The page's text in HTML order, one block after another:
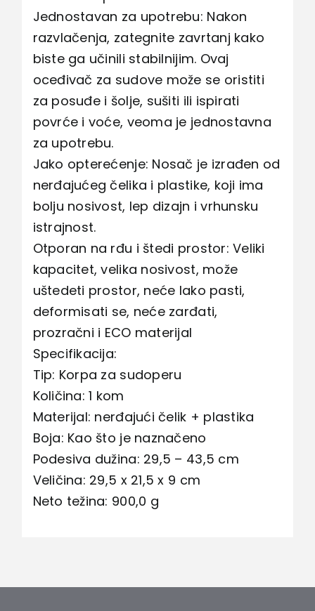
Jednostavan za upotrebu: Nakon
razvlačenja, zategnite zavrtanj kako
biste ga učinili stabilnijim. Ovaj
oceđivač za sudove može se oristiti
za posuđe i šolje, sušiti ili ispirati
povrće i voće, veoma je jednostavna
za upotrebu.
Jako opterećenje: Nosač je izrađen od
nerđajućeg čelika i plastike, koji ima
bolju nosivost, lep dizajn i vrhunsku
istrajnost.
Otporan na rđu i štedi prostor: Veliki
kapacitet, velika nosivost, može
uštedeti prostor, neće lako pasti,
deformisati se, neće zarđati,
prozračni i ECO materijal
Specifikacija:
Tip: Korpa za sudoperu
Količina: 1 kom
Materijal: nerđajući čelik + plastika
Boja: Kao što je naznačeno
Podesiva dužina: 29,5 – 43,5 cm
Veličina: 29,5 x 21,5 x 9 cm
Neto težina: 900,0 g